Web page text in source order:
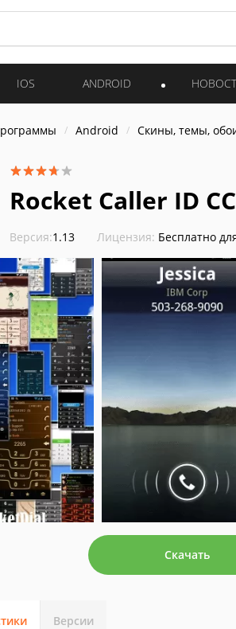
IOS ANDROID
Android Скины, темы,
Rocket Caller ID
Версия:1.13 Лицензия: Бесплатно
Скачать
Версии